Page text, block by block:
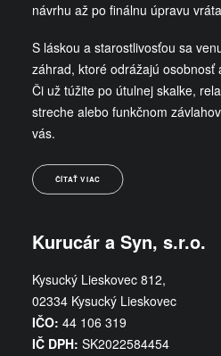
návrhu až po finálnu úpravu
S láskou a starostlivosťou sa
záhrad, ktoré odrážajú osobnosť
Či už túžite po útulnej skalke,
streche alebo funkčnom
vás.
ČÍTAŤ VIAC
Kurucár a Syn, s.r.o.
Kysucký Lieskovec 812,
02334 Kysucký Lieskovec
IČO: 44 106 319
IČ DPH: SK2022584454